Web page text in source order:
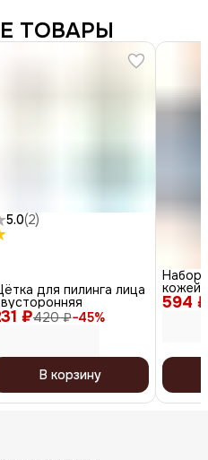
ТОВАРЫ
5.0(2)
₽420 ₽−45%
для пилинга лица
В корзину
594 ₽
Набор
кожей
x 2, 20